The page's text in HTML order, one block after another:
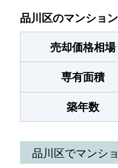
品川区のマンショ
売却価格相場
専有面積
築年数
品川区でマンシ